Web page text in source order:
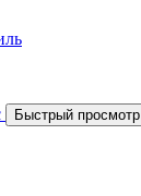
Быстрый просмотр